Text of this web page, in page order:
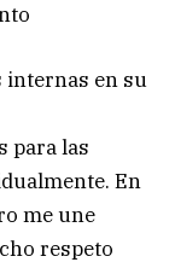
internas en su
para las
En
me une
respeto